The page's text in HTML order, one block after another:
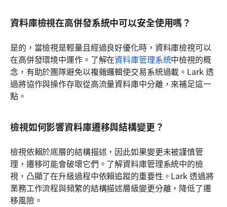
資料庫檢視在高併發系統中可以安全使用嗎？
是的，當檢視是輕量且經過良好優化時，資料庫檢視可以
在高併發環境中運作。了解在資料庫管理系統中檢視的概
念，有助於團隊避免以複雜邏輯使交易系統過載。Lark 透
過將協作與操作存取從高流量資料庫中分離，來補足這一
點。
檢視如何影響資料庫遷移與結構變更？
檢視依賴於底層的結構描述，因此如果變更未被謹慎管
理，遷移可能會破壞它們。了解資料庫管理系統中的檢
視，凸顯了在升級過程中依賴追蹤的重要性。Lark 透過將
業務工作流程與頻繁的結構描述層級變更分離，降低了遷
移風險。